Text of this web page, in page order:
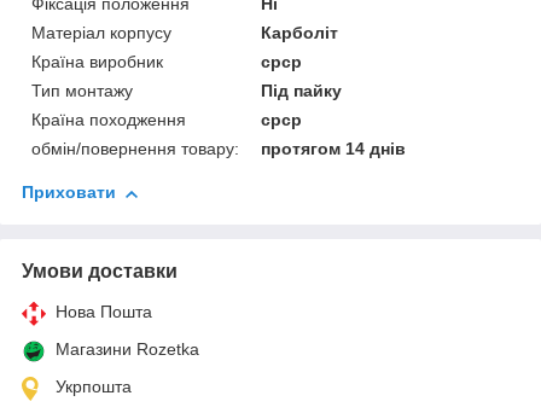
Фіксація положення
Ні
Матеріал корпусу
Карболіт
Країна виробник
срср
Тип монтажу
Під пайку
Країна походження
срср
обмін/повернення товару:
протягом 14 днів
Приховати
Умови доставки
Нова Пошта
Магазини Rozetka
Укрпошта